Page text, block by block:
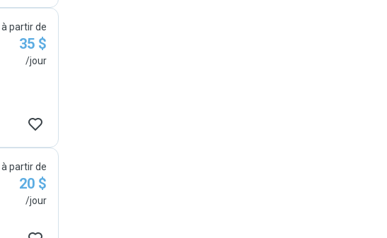
à partir de
35 $
/jour
à partir de
20 $
/jour